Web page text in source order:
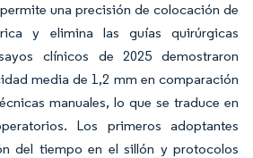
una precisión de colocación de
y elimina las guías quirúrgicas
clínicos de 2025 demostraron
media de 1,2 mm en comparación
manuales, lo que se traduce en
Los primeros adoptantes
del tiempo en el sillón y protocolos